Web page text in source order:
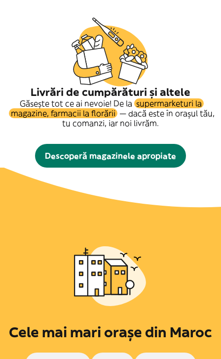
Livrări de cumpărături și altele
Găsește tot ce ai nevoie! De la supermarketuri la
magazine, farmacii la florării — dacă este în orașul tău,
tu comanzi, iar noi livrăm.
Descoperă magazinele apropiate
Cele mai mari orașe din Maroc